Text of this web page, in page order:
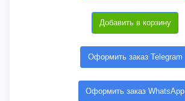
Добавить в корзину
Оформить заказ Telegram
Оформить заказ WhatsApp